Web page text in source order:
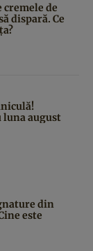
cremele de
dispară. Ce
luna august
din
este